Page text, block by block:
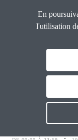
CGT
Calvados
La CGT
Actualités
Formations
d'Ariane
4 février :
jeudi 4
En
l'utilisation